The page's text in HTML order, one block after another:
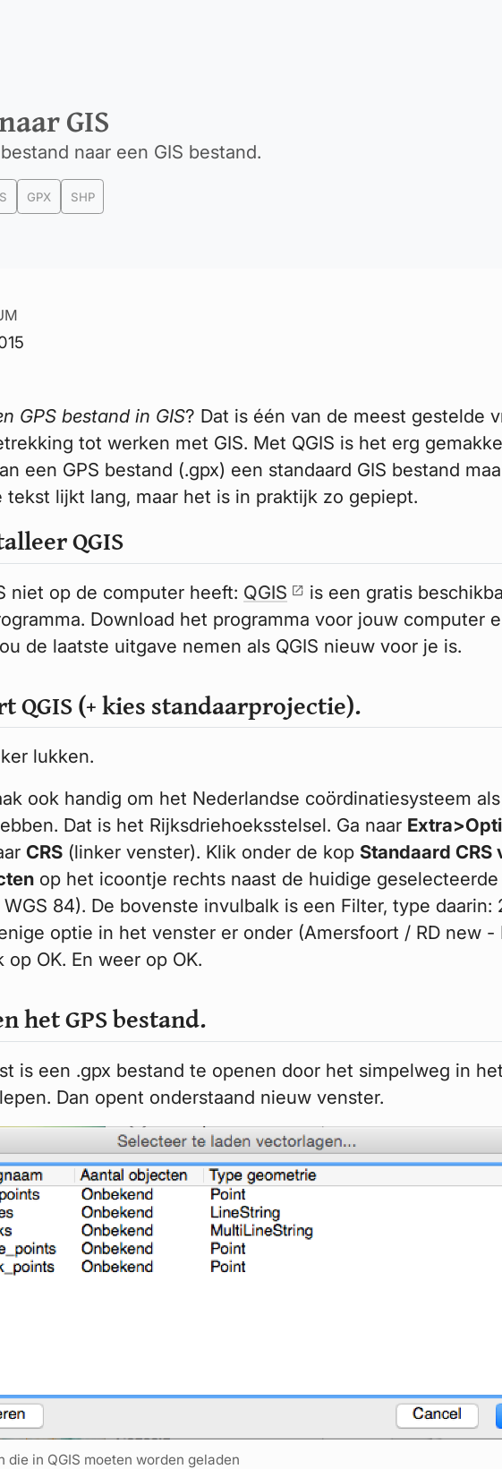
GIS
naar een GIS bestand.
GPX SHP
GPS bestand in GIS? Dat is één van de meest gestelde
tot werken met GIS. Met QGIS is het erg
een GPS bestand (.gpx) een standaard GIS bestand
tekst lijkt lang, maar het is in praktijk zo gepiept.
QGIS
niet op de computer heeft: QGIS
is een gratis
Download het programma voor jouw computer
de laatste uitgave nemen als QGIS nieuw voor je is.
QGIS (+ kies standaarprojectie).
lukken.
ook handig om het Nederlandse coördinatiesysteem
Dat is het Rijksdriehoeksstelsel. Ga naar
CRS (linker venster). Klik onder de kopStandaard CRS
op het icoontje rechts naast de huidige geselecteerde
WGS 84). De bovenste invulbalk is een Filter, type daarin:
optie in het venster er onder (Amersfoort / RD new -
OK. En weer op OK.
het GPS bestand.
is een .gpx bestand te openen door het simpelweg in
Dan opent onderstaand nieuw venster.
die in QGIS moeten worden geladen